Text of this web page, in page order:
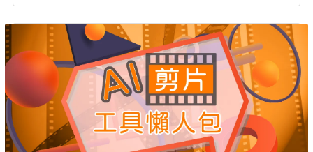
始？ 許多想學程式的人...